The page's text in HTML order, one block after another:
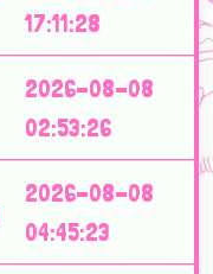
17:11:28
2026-08-08
02:53:26
2026-08-08
04:45:23